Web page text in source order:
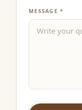
MESSAGE *